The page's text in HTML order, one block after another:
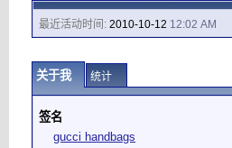
最近活动时间: 2010-10-12 12:02 AM
关于我 统计
签名
gucci handbags